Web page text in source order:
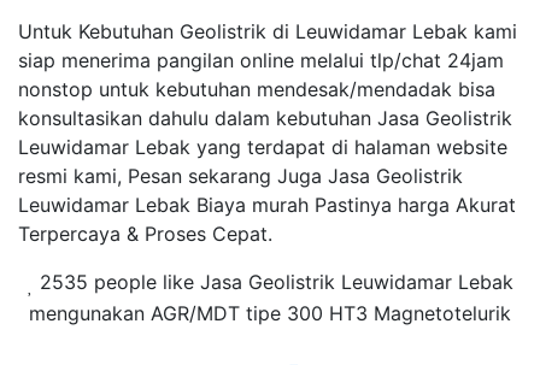
Untuk Kebutuhan Geolistrik di Leuwidamar Lebak kami
siap menerima pangilan online melalui tlp/chat 24jam
nonstop untuk kebutuhan mendesak/mendadak bisa
konsultasikan dahulu dalam kebutuhan Jasa Geolistrik
Leuwidamar Lebak yang terdapat di halaman website
resmi kami, Pesan sekarang Juga Jasa Geolistrik
Leuwidamar Lebak Biaya murah Pastinya harga Akurat
Terpercaya & Proses Cepat.
2535 people like Jasa Geolistrik Leuwidamar Lebak
mengunakan AGR/MDT tipe 300 HT3 Magnetotelurik